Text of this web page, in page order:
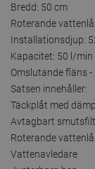
Bredd: 50 cm
Roterande
Installationsdjup:
Kapacitet: 50 l/min
Omslutande fläns -
Satsen innehåller:
Täckplåt med
Avtagbart
Roterande
Vattenavledare